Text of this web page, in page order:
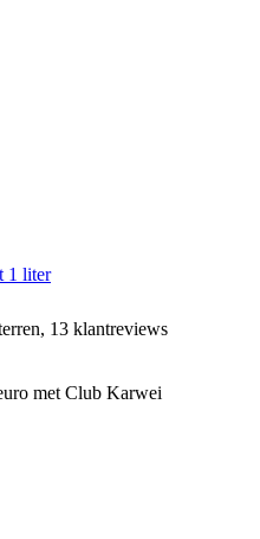
1 liter
13 klantreviews
met Club Karwei